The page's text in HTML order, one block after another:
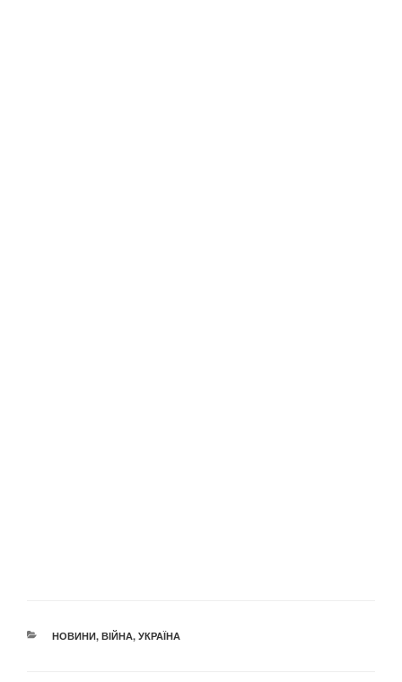
КАТЕГОРІЇ
НОВИНИ, ВІЙНА, УКРАЇНА